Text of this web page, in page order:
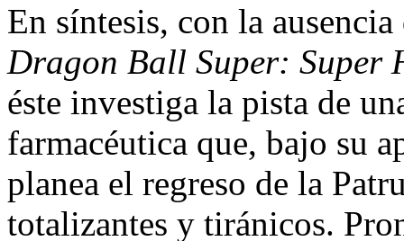
En síntesis, con la
Dragon Ball Super: Super
éste investiga la pista de
farmacéutica que, bajo su
planea el regreso de la
totalizantes y tiránicos.